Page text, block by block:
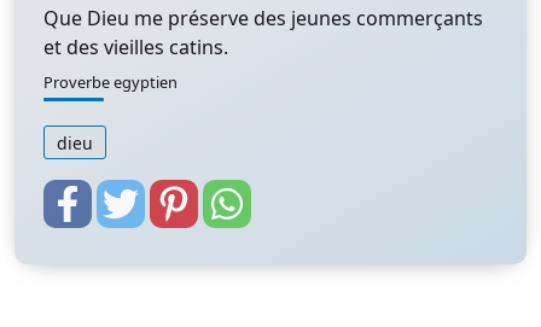
Que Dieu me préserve des jeunes commerçants
et des vieilles catins.
Proverbe egyptien
dieu